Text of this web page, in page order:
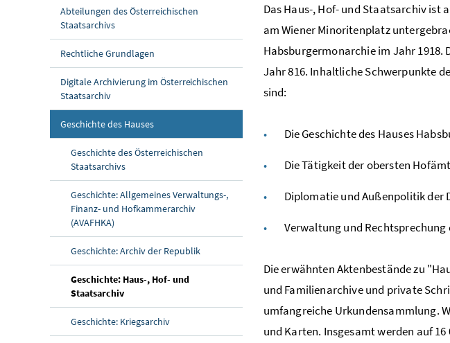
Abteilungen des Österreichischen
Staatsarchivs
Rechtliche Grundlagen
Digitale Archivierung im Österreichischen
Staatsarchiv
Geschichte des Hauses(aktuelle Seite)
Geschichte des Österreichischen
Staatsarchivs
Geschichte: Allgemeines Verwaltungs-,
Finanz- und Hofkammerarchiv
(AVAFHKA)
Geschichte: Archiv der Republik
Geschichte: Haus-, Hof- und
Staatsarchiv(aktuelle Seite)
Geschichte: Kriegsarchiv
Das Haus-, Hof- und Staatsarchiv ist
am Wiener Minoritenplatz
Habsburgermonarchie im Jahr 1918.
Jahr 816. Inhaltliche Schwerpunkte
sind:
Die Geschichte des Hauses
Die Tätigkeit der obersten
Diplomatie und Außenpolitik der
Verwaltung und Rechtsprechung
Die erwähnten Aktenbestände zu
und Familienarchive und private
umfangreiche Urkundensammlung.
und Karten. Insgesamt werden auf